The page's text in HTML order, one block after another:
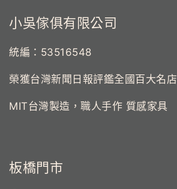
小吳傢俱有限公司
統編：53516548
榮獲台灣新聞日報評鑑全國百大名店
MIT台灣製造，職人手作 質感家具
板橋門市